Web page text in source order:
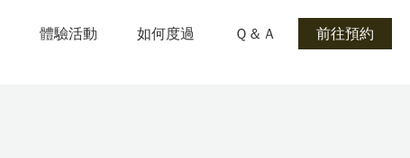
體驗活動 如何度過 Ｑ＆Ａ 前往預約